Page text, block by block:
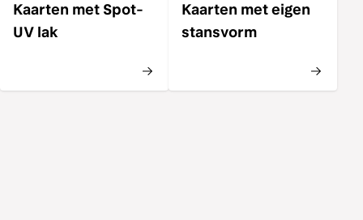
Kaarten met Spot-
UV lak
Kaarten met eigen
stansvorm